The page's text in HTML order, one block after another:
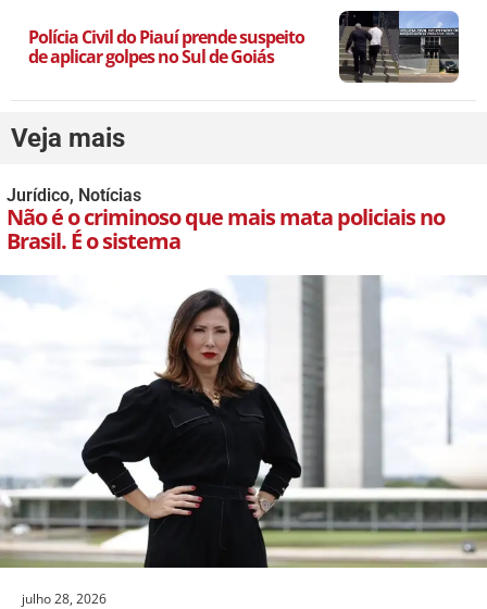
Polícia Civil do Piauí prende suspeito
de aplicar golpes no Sul de Goiás
Veja mais
Jurídico, Notícias
Não é o criminoso que mais mata policiais no
Brasil. É o sistema
julho 28, 2026